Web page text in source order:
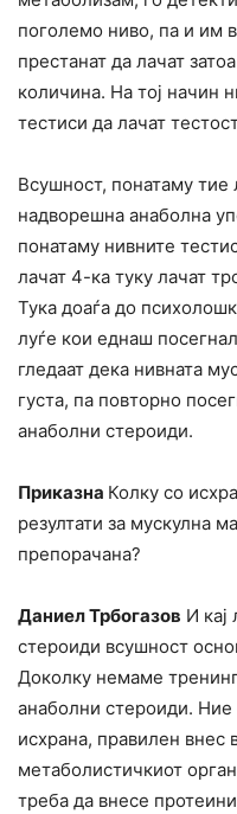
поголемо ниво, па и им
престанат да лачат
количина. На тој начин
тестиси да лачат
Всушност, понатаму тие
надворешна анаболна
понатаму нивните
лачат 4-ка туку лачат
Тука доаѓа до
луѓе кои еднаш
гледаат дека нивната
густа, па повторно
анаболни стероиди.
Приказна Колку со
резултати за мускулна
препорачана?
Даниел Трбогазов И кај
стероиди всушност
Доколку немаме
анаболни стероиди. Ние
исхрана, правилен внес
метаболистичкиот
треба да внесе